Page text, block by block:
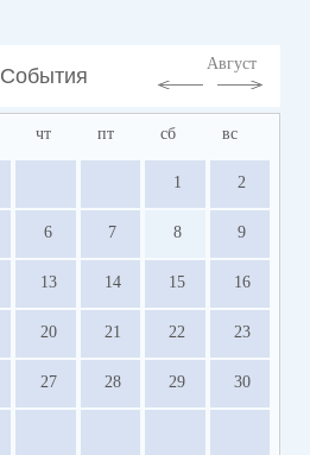
События
Август
чт пт сб вс
1 2
6 7 8 9
13 14 15 16
20 21 22 23
27 28 29 30